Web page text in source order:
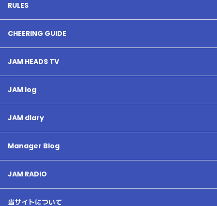
RULES
CHEERING GUIDE
JAM HEADS TV
JAM log
JAM diary
Manager Blog
JAM RADIO
当サイトについて